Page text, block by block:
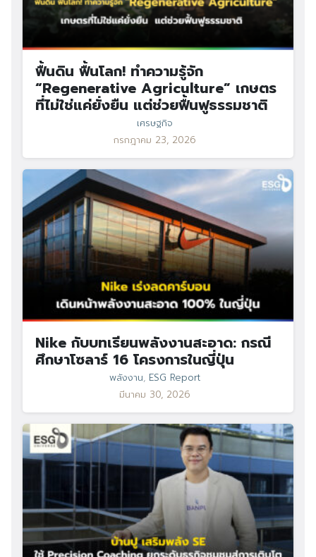
ฟื้นดิน ฟื้นโลก! ทำความรู้จัก
“Regenerative Agriculture” เกษตร
ที่ไม่ใช่แค่ยั่งยืน แต่ช่วยฟื้นฟูธรรมชาติ
เศรษฐกิจ
กรกฎาคม 23, 2026
Nike กับบทเรียนพลังงานสะอาด: กรณี
ศึกษาโซลาร์ 16 โครงการในญี่ปุ่น
พลังงาน, ESG Report
มีนาคม 30, 2026